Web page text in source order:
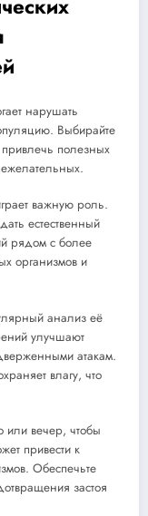
нарушать
Выбирайте
полезных
важную роль.
естественный
рядом с более
организмов и
анализ её
улучшают
атакам.
влагу, что
или вечер, чтобы
привести к
Обеспечьте
застоя